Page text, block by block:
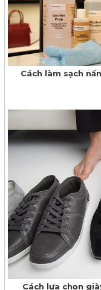
Cách làm sạch
Cách lựa chọn